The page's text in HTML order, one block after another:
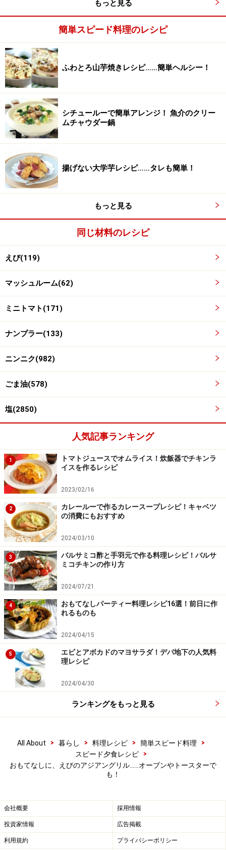
えびとマッシュルームは竹串にさし、プチトマトととも
にオーブンシートを敷いた天板に並べます。200℃のオ
ーブンで13～15分、またはオーブントースター、グリル
などで、殻の色がしっかりかわるまで焼きます。お好み
ワンポイントアドバイス
各自とりわけやすいよう竹串を使っていますが、もちろ
んそのまま焼いてもOK！ マッシュルームのほか、エリ
ンギやしいたけなどお好みのきのこでどうぞ。一緒に焼
いたトマトが濃厚なソースとして味のアクセントになり
ます。コンフィチュールのような味わいで絶品、個人的
におすすめです。
※記事内容は執筆時点のものです。最新の内容をご確認くださ
い。
※衛生面および保存状態に起因して食中毒や体調不良を引き起こ
す場合があります。必ず清潔な状態で、正しい方法で行い、なる
べく早めにお召し上がりください。また、持ち運びの際は保存方
法に注意してください。
【編集部おすすめの購入サイト】
Amazonで人気レシピの書籍をチェック！
もっと見る
簡単スピード料理のレシピ
ふわとろ山芋焼きレシピ……簡単ヘルシー！
シチュールーで簡単アレンジ！ 魚介のクリー
ムチャウダー鍋
揚げない大学芋レシピ……タレも簡単！
もっと見る
同じ材料のレシピ
えび(119)
マッシュルーム(62)
ミニトマト(171)
ナンプラー(133)
ニンニク(982)
ごま油(578)
塩(2850)
人気記事ランキング
1
トマトジュースでオムライス！炊飯器でチキンラ
イスを作るレシピ
2023/02/16
2
カレールーで作るカレースープレシピ！キャベツ
の消費にもおすすめ
2024/03/10
3
バルサミコ酢と手羽元で作る料理レシピ！バルサ
ミコチキンの作り方
2024/07/21
4
おもてなしパーティー料理レシピ16選！前日に作
れるものも
2024/04/15
5
エビとアボカドのマヨサラダ！デパ地下の人気料
理レシピ
2024/04/30
ランキングをもっと見る
All About > 暮らし > 料理レシピ > 簡単スピード料理
>
スピード夕食レシピ
>
おもてなしに、えびのアジアングリル……オーブンやトースターで
も！
会社概要 採用情報
投資家情報 広告掲載
利用規約 プライバシーポリシー